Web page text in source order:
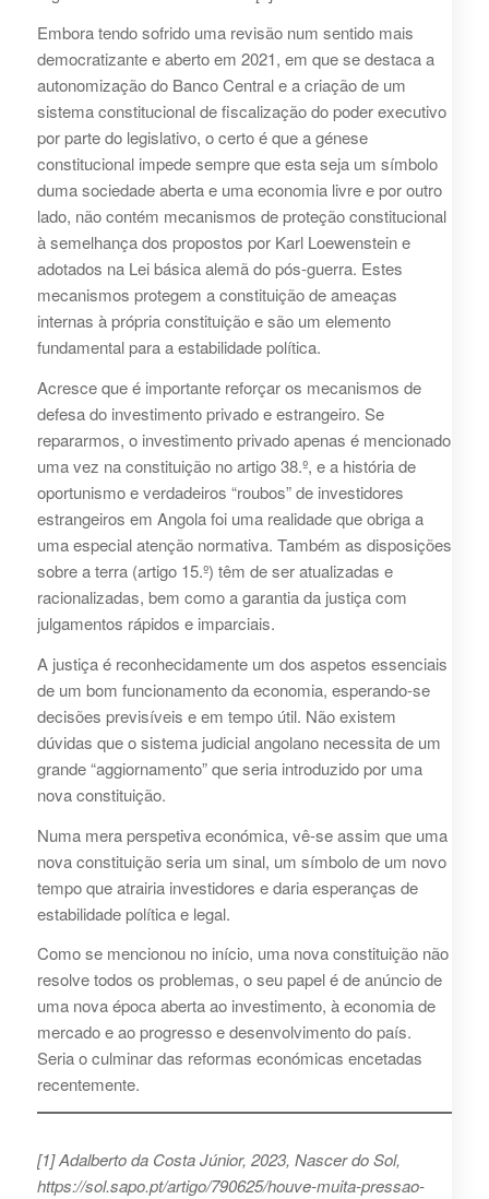
Embora tendo sofrido uma revisão num sentido mais
democratizante e aberto em 2021, em que se destaca a
autonomização do Banco Central e a criação de um
sistema constitucional de fiscalização do poder executivo
por parte do legislativo, o certo é que a génese
constitucional impede sempre que esta seja um símbolo
duma sociedade aberta e uma economia livre e por outro
lado, não contém mecanismos de proteção constitucional
à semelhança dos propostos por Karl Loewenstein e
adotados na Lei básica alemã do pós-guerra. Estes
mecanismos protegem a constituição de ameaças
internas à própria constituição e são um elemento
fundamental para a estabilidade política.
Acresce que é importante reforçar os mecanismos de
defesa do investimento privado e estrangeiro. Se
repararmos, o investimento privado apenas é mencionado
uma vez na constituição no artigo 38.º, e a história de
oportunismo e verdadeiros “roubos” de investidores
estrangeiros em Angola foi uma realidade que obriga a
uma especial atenção normativa. Também as disposições
sobre a terra (artigo 15.º) têm de ser atualizadas e
racionalizadas, bem como a garantia da justiça com
julgamentos rápidos e imparciais.
A justiça é reconhecidamente um dos aspetos essenciais
de um bom funcionamento da economia, esperando-se
decisões previsíveis e em tempo útil. Não existem
dúvidas que o sistema judicial angolano necessita de um
grande “aggiornamento” que seria introduzido por uma
nova constituição.
Numa mera perspetiva económica, vê-se assim que uma
nova constituição seria um sinal, um símbolo de um novo
tempo que atrairia investidores e daria esperanças de
estabilidade política e legal.
Como se mencionou no início, uma nova constituição não
resolve todos os problemas, o seu papel é de anúncio de
uma nova época aberta ao investimento, à economia de
mercado e ao progresso e desenvolvimento do país.
Seria o culminar das reformas económicas encetadas
recentemente.
[1] Adalberto da Costa Júnior, 2023, Nascer do Sol,
https://sol.sapo.pt/artigo/790625/houve-muita-pressao-